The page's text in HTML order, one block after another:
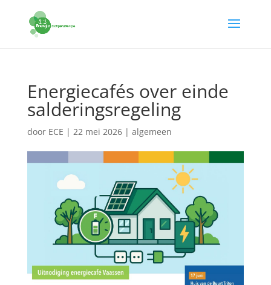
Energiecafés over einde
salderingsregeling
door ECE | 22 mei 2026| algemeen